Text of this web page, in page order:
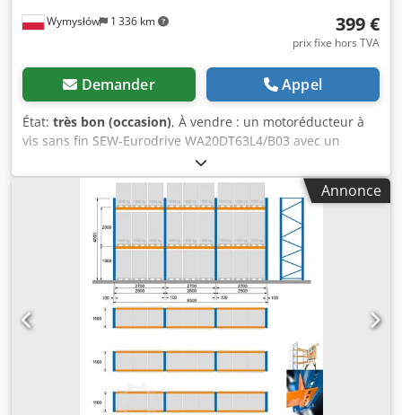
individuel.
Wymysłów 1 336 km 399 €
prix fixe hors TVA
Demander Appel
État: très bon (occasion), À vendre : un motoréducteur à
vis sans fin SEW-Eurodrive WA20DT63L4/B03 avec un
moteur triphasé de 0,25 kW. L'appareil est en parfait état
de fonctionnement, testé et prêt à l'emploi. Le
motoréducteur est en bon état technique et visuel. Il
présente des traces d'utilisation normales, visibles sur les
photos. Un câble d'alimentation avec fiche est inclus.
Caractéristiques techniques : Fabricant : SEW-Eurodrive
Modèle : WA20DT63L4/B03 Puissance du moteur : 0,25 kW
Alimentation : 3 × 230/400 V, 50 Hz Vitesse de rotation du
moteur : 1300 tr/min Vitesse de sortie : 130 tr/min Rapport
de réduction : i = 10,25 Couple de sortie : 16 Nm Indice de
protection : IP54 Dedpfxezmy Sde Aavswa Classe
d'isolation : B Mode de fonctionnement : S1 Frein : 230 V
AC Poids : 10,55 kg Fabricant : SEW-Eurodrive, Allemagne
La vente comprend exactement ce qui est présenté sur les
Annonce